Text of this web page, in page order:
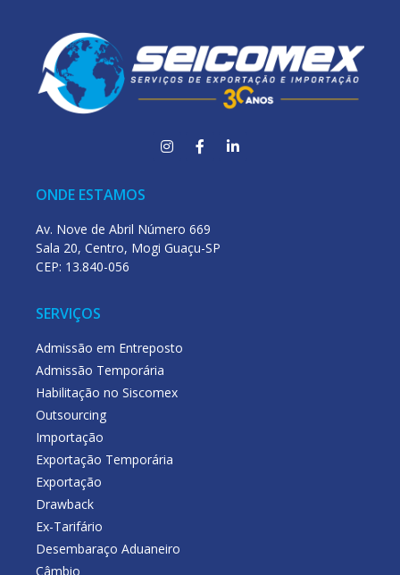
ONDE ESTAMOS
Av. Nove de Abril Número 669
Sala 20, Centro, Mogi Guaçu-SP
CEP: 13.840-056
SERVIÇOS
Admissão em Entreposto
Admissão Temporária
Habilitação no Siscomex
Outsourcing
Importação
Exportação Temporária
Exportação
Drawback
Ex-Tarifário
Desembaraço Aduaneiro
Câmbio